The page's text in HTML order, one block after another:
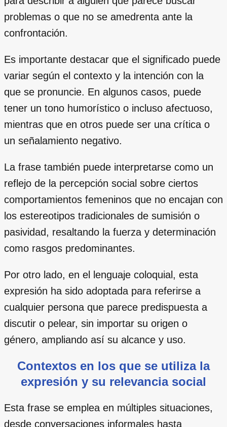
problemas o que no se amedrenta ante la
confrontación.
Es importante destacar que el significado puede
variar según el contexto y la intención con la
que se pronuncie. En algunos casos, puede
tener un tono humorístico o incluso afectuoso,
mientras que en otros puede ser una crítica o
un señalamiento negativo.
La frase también puede interpretarse como un
reflejo de la percepción social sobre ciertos
comportamientos femeninos que no encajan con
los estereotipos tradicionales de sumisión o
pasividad, resaltando la fuerza y determinación
como rasgos predominantes.
Por otro lado, en el lenguaje coloquial, esta
expresión ha sido adoptada para referirse a
cualquier persona que parece predispuesta a
discutir o pelear, sin importar su origen o
género, ampliando así su alcance y uso.
Contextos en los que se utiliza la
expresión y su relevancia social
Esta frase se emplea en múltiples situaciones,
desde conversaciones informales hasta